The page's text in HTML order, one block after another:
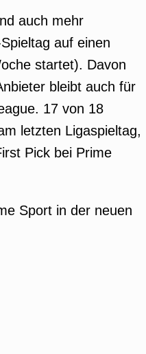
auch mehr
auf einen
startet). Davon
bleibt auch für
17 von 18
letzten Ligaspieltag,
Pick bei Prime
Sport in der neuen